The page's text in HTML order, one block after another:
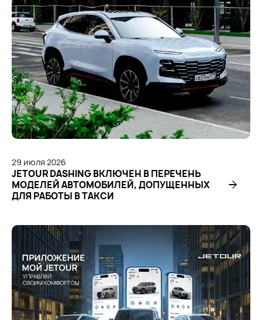
29 июля2026
JETOUR DASHING ВКЛЮЧЕН В ПЕРЕЧЕНЬ
МОДЕЛЕЙ АВТОМОБИЛЕЙ, ДОПУЩЕННЫХ
ДЛЯ РАБОТЫ В ТАКСИ